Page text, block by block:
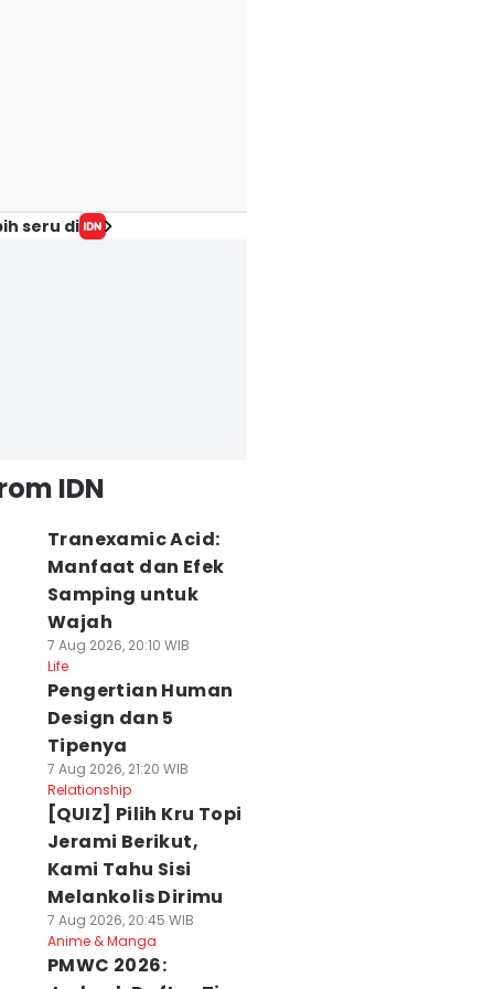
seru di
IDN
Tranexamic Acid:
Manfaat dan Efek
Samping untuk
Wajah
7 Aug 2026, 20:10 WIB
Life
Pengertian Human
Design dan 5
Tipenya
7 Aug 2026, 21:20 WIB
Relationship
[QUIZ] Pilih Kru Topi
Jerami Berikut,
Kami Tahu Sisi
Melankolis Dirimu
7 Aug 2026, 20:45 WIB
Anime & Manga
PMWC 2026: